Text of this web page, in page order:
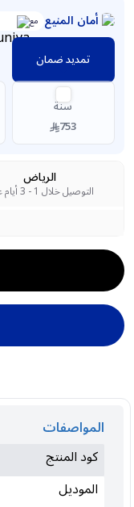
أمان المنيع مع
تمديد ضمان
سنة
753
الرياض
التوصيل خلال 1 - 3 أيام عمل
المواصفات
كود المنتج
الموديل